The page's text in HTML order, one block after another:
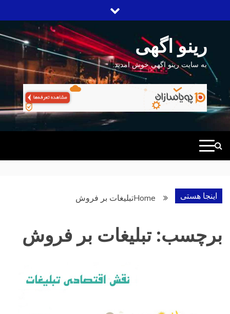
to
رینو اگهی
به سایت رینو اگهی خوش امدید.
اینجا هستی Homeتبلیغات بر فروش
برچسب:تبلیغات بر فروش